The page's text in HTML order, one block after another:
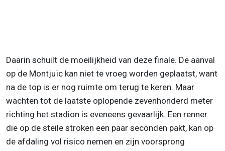
Daarin schuilt de moeilijkheid van deze finale. De aanval
op de Montjuïc kan niet te vroeg worden geplaatst, want
na de top is er nog ruimte om terug te keren. Maar
wachten tot de laatste oplopende zevenhonderd meter
richting het stadion is eveneens gevaarlijk. Een renner
die op de steile stroken een paar seconden pakt, kan op
de afdaling vol risico nemen en zijn voorsprong